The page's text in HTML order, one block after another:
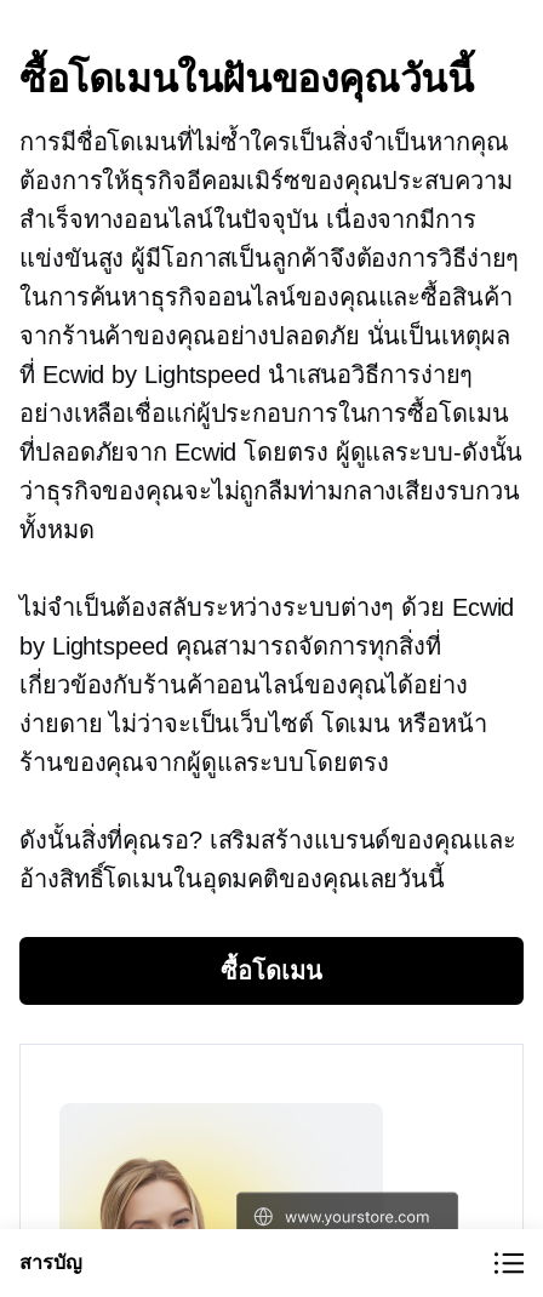
ซื้อโดเมนในฝันของคุณวันนี้
การมีชื่อโดเมนที่ไม่ซ้ำใครเป็นสิ่งจำเป็นหากคุณ
ต้องการให้ธุรกิจอีคอมเมิร์ซของคุณประสบความ
สำเร็จทางออนไลน์ในปัจจุบัน เนื่องจากมีการ
แข่งขันสูง ผู้มีโอกาสเป็นลูกค้าจึงต้องการวิธีง่ายๆ
ในการค้นหาธุรกิจออนไลน์ของคุณและซื้อสินค้า
จากร้านค้าของคุณอย่างปลอดภัย นั่นเป็นเหตุผล
ที่ Ecwid by Lightspeed นำเสนอวิธีการง่ายๆ
อย่างเหลือเชื่อแก่ผู้ประกอบการในการซื้อโดเมน
ที่ปลอดภัยจาก Ecwid โดยตรง ผู้ดูแลระบบ-ดังนั้น
ว่าธุรกิจของคุณจะไม่ถูกลืมท่ามกลางเสียงรบกวน
ทั้งหมด
ไม่จำเป็นต้องสลับระหว่างระบบต่างๆ ด้วย Ecwid
by Lightspeed คุณสามารถจัดการทุกสิ่งที่
เกี่ยวข้องกับร้านค้าออนไลน์ของคุณได้อย่าง
ง่ายดาย ไม่ว่าจะเป็นเว็บไซต์ โดเมน หรือหน้า
ร้านของคุณจากผู้ดูแลระบบโดยตรง
ดังนั้นสิ่งที่คุณรอ? เสริมสร้างแบรนด์ของคุณและ
อ้างสิทธิ์โดเมนในอุดมคติของคุณเลยวันนี้
ซื้อโดเมน
สารบัญ